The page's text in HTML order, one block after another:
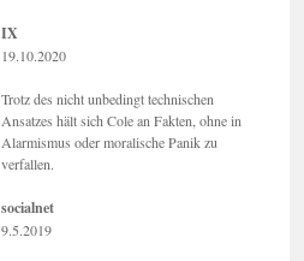
IX
19.10.2020
Trotz des nicht unbedingt technischen
Ansatzes hält sich Cole an Fakten, ohne in
Alarmismus oder moralische Panik zu
verfallen.
socialnet
9.5.2019